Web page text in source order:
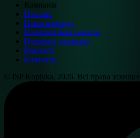
Компанія
Про нас
Наша команда
Корпоративні клієнти
Публічні договори
Вакансії
Контакти
© ISP Kopiyka, 2026. Всі права